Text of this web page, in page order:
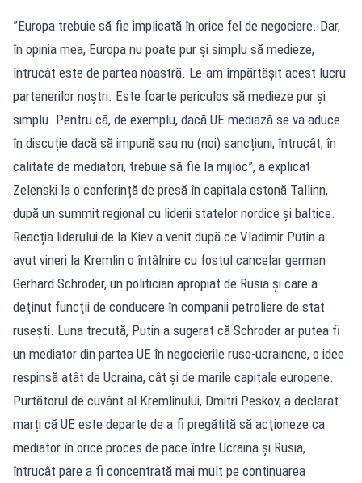
”Europa trebuie să fie implicată în orice fel de negociere. Dar,
în opinia mea, Europa nu poate pur și simplu să medieze,
întrucât este de partea noastră. Le-am împărtășit acest lucru
partenerilor noștri. Este foarte periculos să medieze pur și
simplu. Pentru că, de exemplu, dacă UE mediază se va aduce
în discuție dacă să impună sau nu (noi) sancțiuni, întrucât, în
calitate de mediatori, trebuie să fie la mijloc”, a explicat
Zelenski la o conferință de presă în capitala estonă Tallinn,
după un summit regional cu liderii statelor nordice și baltice.
Reacția liderului de la Kiev a venit după ce Vladimir Putin a
avut vineri la Kremlin o întâlnire cu fostul cancelar german
Gerhard Schroder, un politician apropiat de Rusia şi care a
deţinut funcţii de conducere în companii petroliere de stat
ruseşti. Luna trecută, Putin a sugerat că Schroder ar putea fi
un mediator din partea UE în negocierile ruso-ucrainene, o idee
respinsă atât de Ucraina, cât şi de marile capitale europene.
Purtătorul de cuvânt al Kremlinului, Dmitri Peskov, a declarat
marți că UE este departe de a fi pregătită să acţioneze ca
mediator în orice proces de pace între Ucraina şi Rusia,
întrucât pare a fi concentrată mai mult pe continuarea